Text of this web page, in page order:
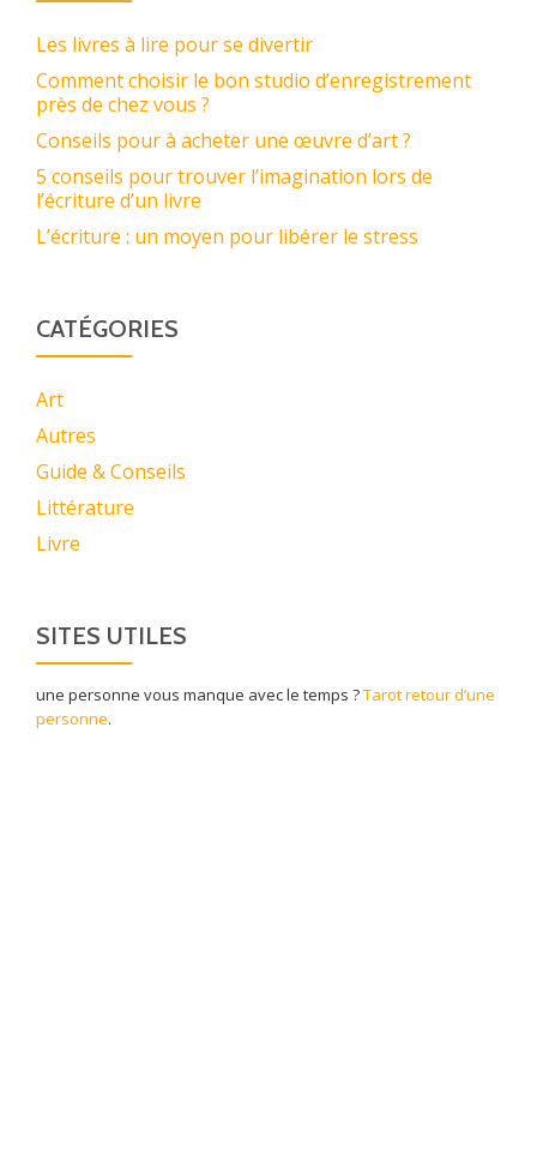
Les livres à lire pour se divertir
Comment choisir le bon studio d’enregistrement
près de chez vous ?
Conseils pour à acheter une œuvre d’art ?
5 conseils pour trouver l’imagination lors de
l’écriture d’un livre
L’écriture : un moyen pour libérer le stress
CATÉGORIES
Art
Autres
Guide & Conseils
Littérature
Livre
SITES UTILES
une personne vous manque avec le temps ?Tarot retour d’une
personne.